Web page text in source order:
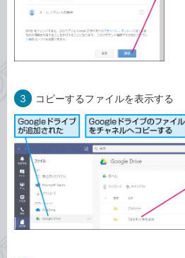
3 コピーするファイルを表示する